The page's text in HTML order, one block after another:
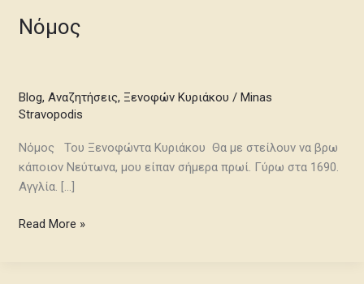
Νόμος
Blog, Αναζητήσεις, Ξενοφών Κυριάκου / Minas
Stravopodis
Νόμος Του Ξενοφώντα Κυριάκου Θα με στείλουν να βρω
κάποιον Νεύτωνα, μου είπαν σήμερα πρωί. Γύρω στα 1690.
Αγγλία. […]
Read More »